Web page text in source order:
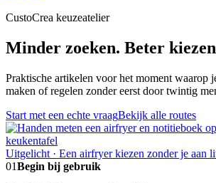
CustoCrea keuzeatelier
Minder zoeken. Beter
Praktische artikelen voor het moment waarop
maken of regelen zonder eerst door twintig
Start met een echte vraagBekijk alle routes
Uitgelicht · Een airfryer kiezen zonder je aan
01Begin bij gebruik